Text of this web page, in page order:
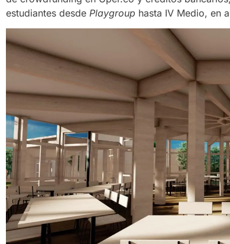
estudiantes desde Playgroup hasta IV Medio, en